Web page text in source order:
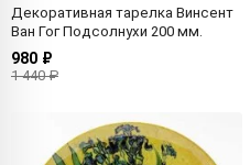
Декоративная тарелка Винсент
Ван Гог Подсолнухи 200 мм.
980 ₽
1 440 ₽